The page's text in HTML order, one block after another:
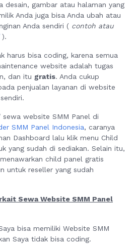
desain, gambar atau halaman yang
Anda juga bisa Anda ubah atau
Anda sendiri ( contoh atau
).
harus bisa coding, karena semua
website adalah tugas
dan itu gratis. Anda cukup
penjualan layanan di website
website SMM Panel di
SMM Panel Indonesia, caranya
Dashboard lalu klik menu Child
yang sudah di sediakan. Selain itu,
child panel gratis
untuk reseller yang sudah
Sewa Website SMM Panel
bisa memiliki Website SMM
Saya tidak bisa coding.